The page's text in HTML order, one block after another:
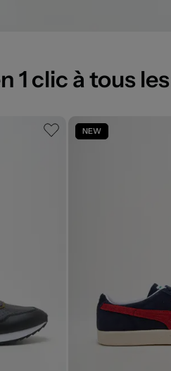
1 clic à tous
NEW